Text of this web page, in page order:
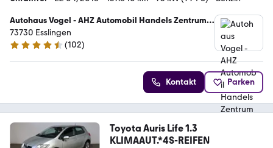
Autohaus Vogel - AHZ Automobil Handels Zentrum
GmbH
73730 Esslingen
4.4 Sterne
(102)
Kontakt Parken
Toyota Auris Life 1.3
KLIMAAUT.*4S-REIFEN